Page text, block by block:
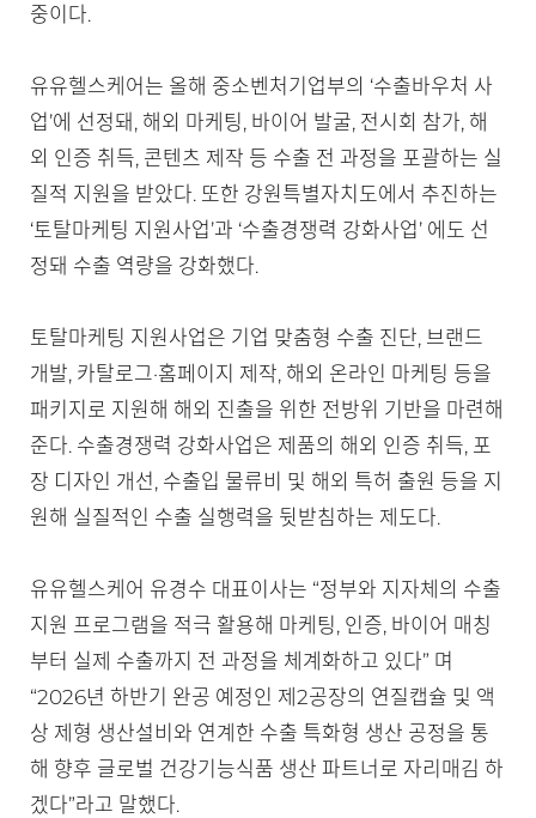
중이다.
유유헬스케어는 올해 중소벤처기업부의 ‘수출바우처 사
업’에 선정돼, 해외 마케팅, 바이어 발굴, 전시회 참가, 해
외 인증 취득, 콘텐츠 제작 등 수출 전 과정을 포괄하는 실
질적 지원을 받았다. 또한 강원특별자치도에서 추진하는
‘토탈마케팅 지원사업’과 ‘수출경쟁력 강화사업’ 에도 선
정돼 수출 역량을 강화했다.
토탈마케팅 지원사업은 기업 맞춤형 수출 진단, 브랜드
개발, 카탈로그·홈페이지 제작, 해외 온라인 마케팅 등을
패키지로 지원해 해외 진출을 위한 전방위 기반을 마련해
준다. 수출경쟁력 강화사업은 제품의 해외 인증 취득, 포
장 디자인 개선, 수출입 물류비 및 해외 특허 출원 등을 지
원해 실질적인 수출 실행력을 뒷받침하는 제도다.
유유헬스케어 유경수 대표이사는 “정부와 지자체의 수출
지원 프로그램을 적극 활용해 마케팅, 인증, 바이어 매칭
부터 실제 수출까지 전 과정을 체계화하고 있다” 며
“2026년 하반기 완공 예정인 제2공장의 연질캡슐 및 액
상 제형 생산설비와 연계한 수출 특화형 생산 공정을 통
해 향후 글로벌 건강기능식품 생산 파트너로 자리매김 하
겠다”라고 말했다.